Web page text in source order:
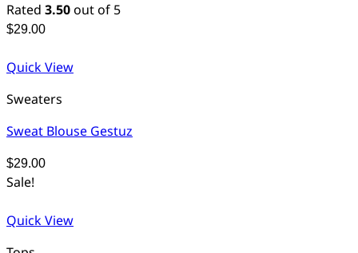
Rated 3.50out of 5
$29.00
Quick View
Sweaters
Sweat Blouse Gestuz
$29.00
Sale!
Quick View